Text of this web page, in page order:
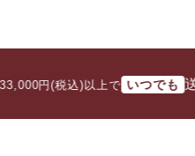
込)以上で いつでも 送料無料